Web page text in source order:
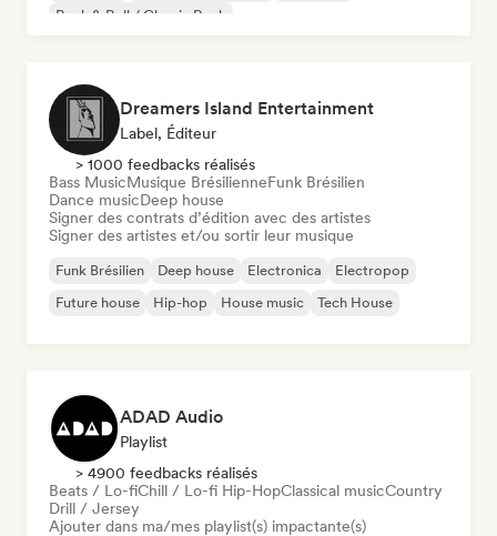
Rock & Roll / Classic Rock
Dreamers Island Entertainment
Label, Éditeur
> 1000 feedbacks réalisés
Bass MusicMusique BrésilienneFunk Brésilien
Dance musicDeep house
Signer des contrats d’édition avec des artistes
Signer des artistes et/ou sortir leur musique
Funk Brésilien Deep house Electronica
Electropop
Future house
Hip-hop House music Tech House
ADAD Audio
Playlist
> 4900 feedbacks réalisés
Beats / Lo-fiChill / Lo-fi Hip-HopClassical musicCountry
Drill / Jersey
Ajouter dans ma/mes playlist(s) impactante(s)